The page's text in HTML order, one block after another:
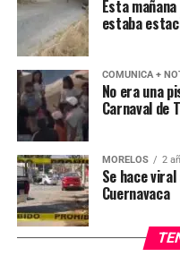
Esta
estaba
COMUNICA +
No era una
Carnaval de
MORELOS 2
Se hace
Cuernavaca